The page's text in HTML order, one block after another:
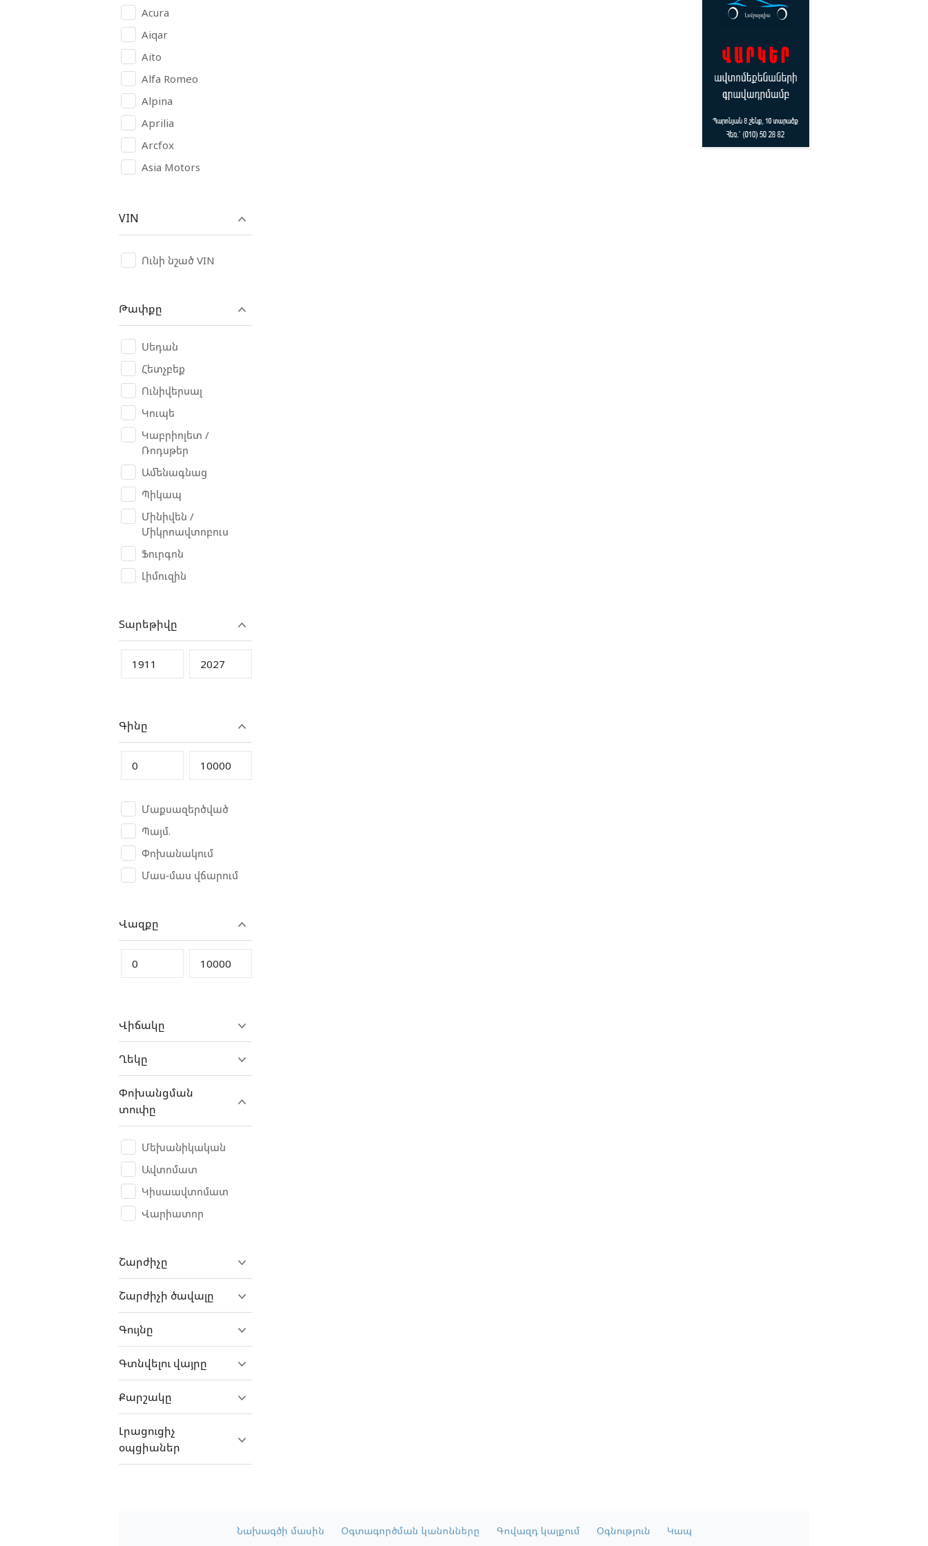
Acura
Aiqar
Aito
Alfa Romeo
Alpina
Aprilia
Arcfox
Asia Motors
Avatr
AVIA
BAW
Belarus
Benelli
Bentley
Besturn B50
Bianchi
Bogdan
BORO
BRP Can-am
Bugatti
Buick
Bulls
BYD
CAT
CFMoto
Changan
Chrysler
Cube
CycleWolf
D-Kal
Dacia
DAF
Dodge
Dooxin
DS
DUCATI
FAW
Ferrari
Fiat
Fiat Professional
Fisker
Focus
Ford
Foton
Freightliner
VIN
Ունի նշած VIN
Թափքը
Սեդան
Հետչբեք
Ունիվերսալ
Կուպե
Կաբրիոլետ /
Ռոդսթեր
Ամենագնաց
Պիկապ
Մինիվեն /
Միկրոավտոբուս
Ֆուրգոն
Լիմուզին
Տարեթիվը
Գինը
Մաքսազերծված
Պայմ.
Փոխանակում
Մաս-մաս վճարում
Վազքը
Վիճակը
Ղեկը
Փոխանցման
տուփը
Մեխանիկական
Ավտոմատ
Կիսաավտոմատ
Վարիատոր
Շարժիչը
Շարժիչի ծավալը
Գույնը
Գտնվելու վայրը
Քարշակը
Լրացուցիչ
օպցիաներ
Նախագծի մասին Օգտագործման կանոնները Գովազդ կայքում Օգնություն Կապ